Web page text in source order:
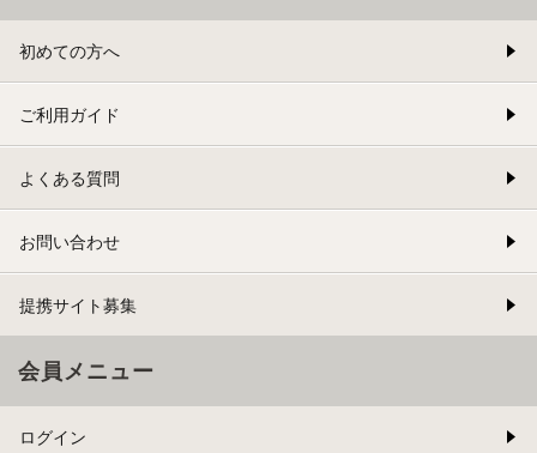
初めての方へ
ご利用ガイド
よくある質問
お問い合わせ
提携サイト募集
会員メニュー
ログイン